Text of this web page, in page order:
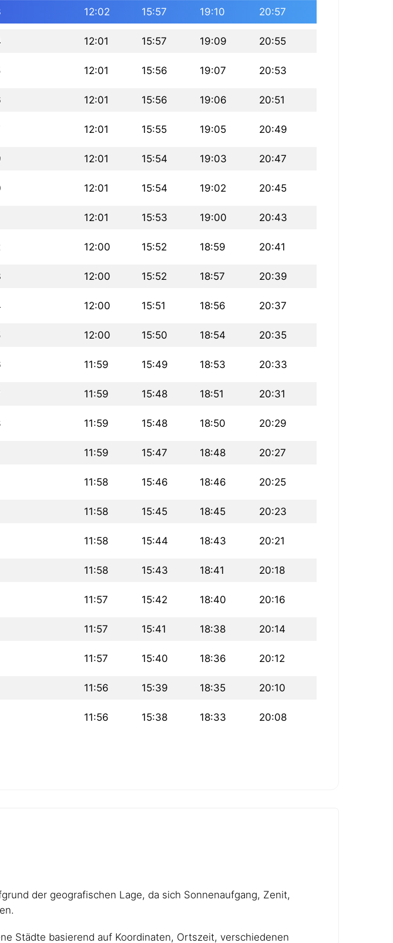
12:02 15:57 19:10 20:57
12:01 15:57 19:09 20:55
12:01 15:56 19:07 20:53
12:01 15:56 19:06 20:51
12:01 15:55 19:05 20:49
12:01 15:54 19:03 20:47
12:01 15:54 19:02 20:45
12:01 15:53 19:00 20:43
12:00 15:52 18:59 20:41
12:00 15:52 18:57 20:39
12:00 15:51 18:56 20:37
12:00 15:50 18:54 20:35
11:59 15:49 18:53 20:33
11:59 15:48 18:51 20:31
11:59 15:48 18:50 20:29
11:59 15:47 18:48 20:27
11:58 15:46 18:46 20:25
11:58 15:45 18:45 20:23
11:58 15:44 18:43 20:21
11:58 15:43 18:41 20:18
11:57 15:42 18:40 20:16
11:57 15:41 18:38 20:14
11:57 15:40 18:36 20:12
11:56 15:39 18:35 20:10
11:56 15:38 18:33 20:08
der geografischen Lage, da sich Sonnenaufgang, Zenit,
Städte basierend auf Koordinaten, Ortszeit, verschiedenen